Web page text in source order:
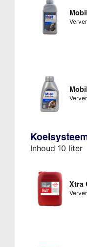
Inhoud 10 liter
Xtra